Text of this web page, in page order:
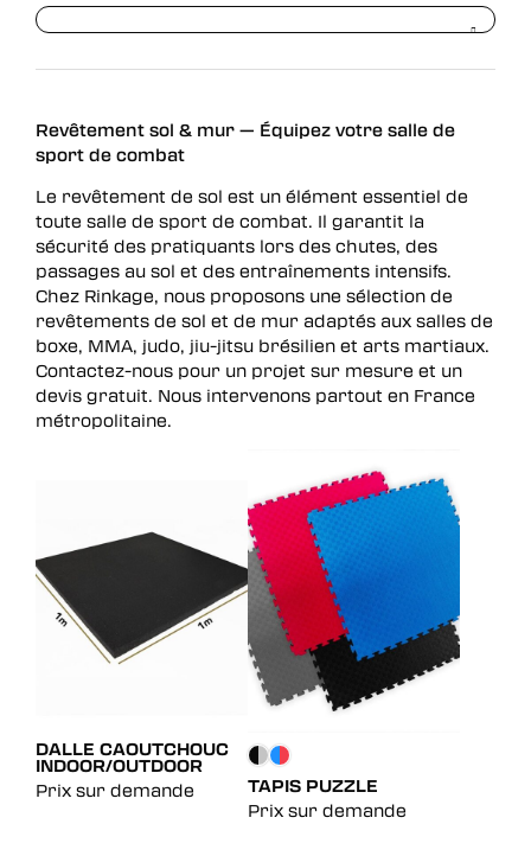
Revêtement sol & mur — Équipez votre salle de
sport de combat
Le revêtement de sol est un élément essentiel de
toute salle de sport de combat. Il garantit la
sécurité des pratiquants lors des chutes, des
passages au sol et des entraînements intensifs.
Chez Rinkage, nous proposons une sélection de
revêtements de sol et de mur adaptés aux salles de
boxe, MMA, judo, jiu-jitsu brésilien et arts martiaux.
Contactez-nous pour un projet sur mesure et un
devis gratuit. Nous intervenons partout en France
métropolitaine.
DALLE CAOUTCHOUC
INDOOR/OUTDOOR
Prix sur demande
TAPIS PUZZLE
Prix sur demande